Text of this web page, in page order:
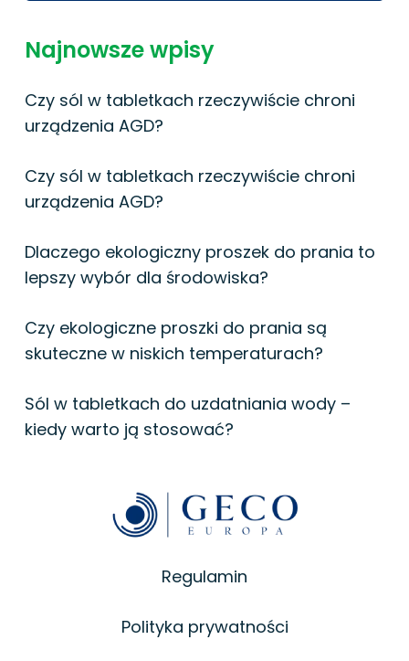
Najnowsze wpisy
Czy sól w tabletkach rzeczywiście chroni
urządzenia AGD?
Czy sól w tabletkach rzeczywiście chroni
urządzenia AGD?
Dlaczego ekologiczny proszek do prania to
lepszy wybór dla środowiska?
Czy ekologiczne proszki do prania są
skuteczne w niskich temperaturach?
Sól w tabletkach do uzdatniania wody –
kiedy warto ją stosować?
Regulamin
Polityka prywatności